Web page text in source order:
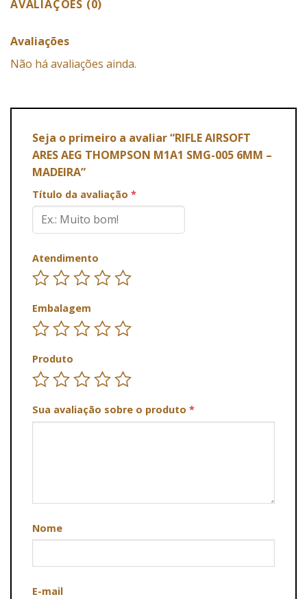
AVALIAÇÕES (0)
Avaliações
Não há avaliações ainda.
Seja o primeiro a avaliar “RIFLE AIRSOFT
ARES AEG THOMPSON M1A1 SMG-005 6MM –
MADEIRA”
Título da avaliação *
Atendimento
Embalagem
Produto
Sua avaliação sobre o produto *
Nome
E-mail